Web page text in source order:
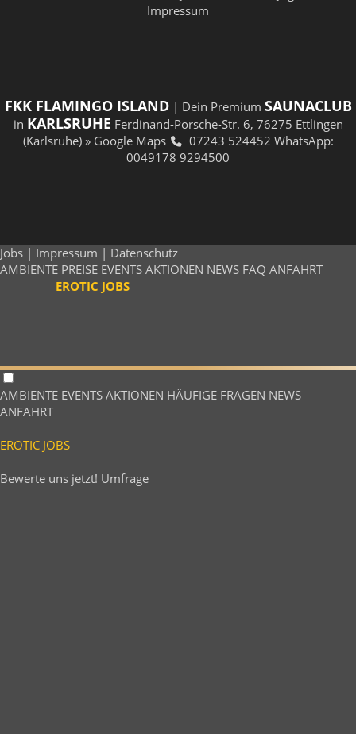
Impressum
FKK FLAMINGO ISLAND| Dein Premium SAUNACLUB
in KARLSRUHE Ferdinand-Porsche-Str. 6, 76275 Ettlingen
(Karlsruhe) » Google Maps 07243 524452 WhatsApp:
0049178 9294500
Jobs | Impressum | Datenschutz
AMBIENTE PREISE EVENTS AKTIONEN NEWS FAQ ANFAHRT
EROTIC JOBS
AMBIENTE EVENTS AKTIONEN HÄUFIGE FRAGEN NEWS
ANFAHRT
EROTIC JOBS
Bewerte uns jetzt! Umfrage